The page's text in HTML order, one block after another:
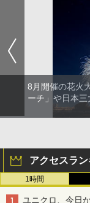
8月開催の花火
ーチ」や日本三
アクセスラ
1時間
ユニクロ、今日